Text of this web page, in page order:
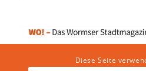
Diese Seite